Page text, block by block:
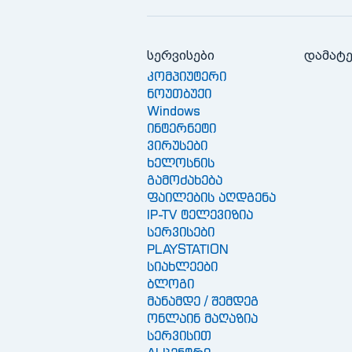
სერვისები
კომპიუტერი
ნოუთბუქი
Windows
ინტერნეტი
ვირუსები
ხელოსნის
გამოძახება
ფაილების აღდგენა
IP-TV ტელევიზია
სერვისები
PLAYSTATION
სიახლეები
ბლოგი
მანამდე / შემდეგ
ონლაინ მაღაზია
სერვისით